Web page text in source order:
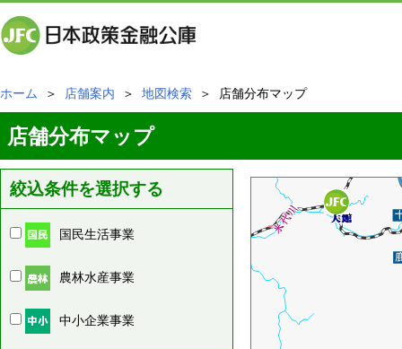
ホーム ＞ 店舗案内 ＞ 地図検索 ＞ 店舗分布マップ
店舗分布マップ
絞込条件を選択する
国民生活事業
農林水産事業
中小企業事業